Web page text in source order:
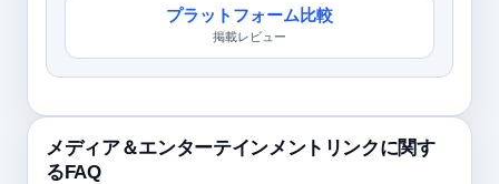
プラットフォーム比較
掲載レビュー
メディア＆エンターテインメントリンクに関す
るFAQ